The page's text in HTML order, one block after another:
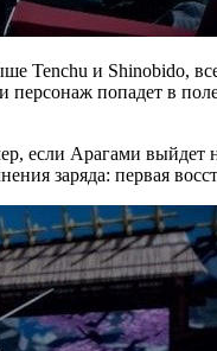
Tenchu и Shinobido,
персонаж попадет в
если Арагами выйдет
заряда: первая